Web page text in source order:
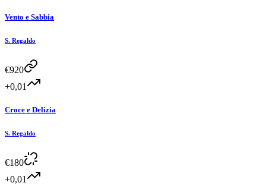
Vento e Sabbia
S. Regaldo
€920
+0,01
Croce e Delizia
S. Regaldo
€180
+0,01